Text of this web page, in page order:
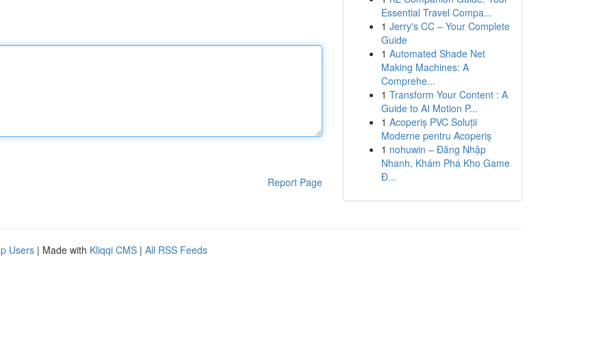
Report Page
Essential Travel Compa...
1 Jerry's CC – Your Complete
Guide
1 Automated Shade Net
Making Machines: A
Comprehe...
1 Transform Your Content : A
Guide to AI Motion P...
1 Acoperiș PVC Soluții
Moderne pentru Acoperiș
1 nohuwin – Đăng Nhập
Nhanh, Khám Phá Kho Game
Đ...
Users | Made with Kliqqi CMS | All RSS Feeds